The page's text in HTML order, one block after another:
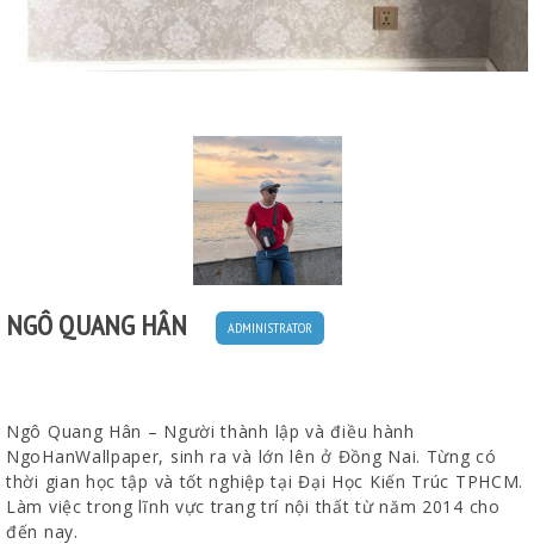
NGÔ QUANG HÂN ADMINISTRATOR
Ngô Quang Hân – Người thành lập và điều hành
NgoHanWallpaper, sinh ra và lớn lên ở Đồng Nai. Từng có
thời gian học tập và tốt nghiệp tại Đại Học Kiến Trúc TPHCM.
Làm việc trong lĩnh vực trang trí nội thất từ năm 2014 cho
đến nay.